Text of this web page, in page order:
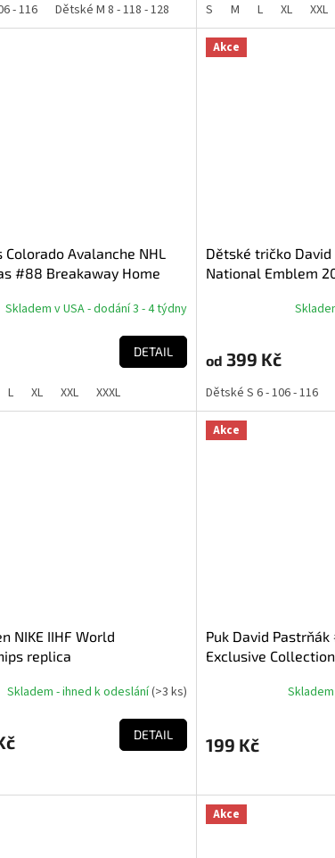
- 116 Dětské M 8 - 118 - 128 Dětské L 10 - 130 - 140
S M L XL XXL
Colorado Avalanche NHL
#88 Breakaway Home
Skladem v USA - dodání 3 - 4 týdny
DETAIL
L XL XXL XXXL
Akce
Dětské tričko
National Emblem
od 399 Kč
Dětské S 6 - 106 - 116
NIKE IIHF World
replica
Skladem - ihned k odeslání(>3 ks)
DETAIL
Akce
Puk David Pastrňák
Exclusive
199 Kč
Akce